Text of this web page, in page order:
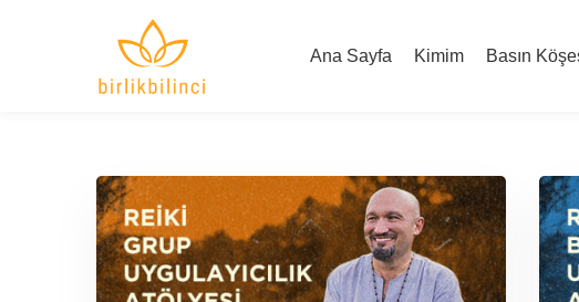
Ana Sayfa Kimim Basın